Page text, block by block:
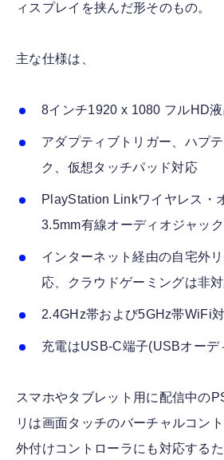
ィスプレイを挟んだ形そのもの。
主な仕様は、
8インチ1920 x 1080 フルHD
アダプティブトリガー、ハプ
ク、仮想タッチパッド対応
PlayStation Linkワイヤレス・
3.5mm有線オーディオジャック
インターネット経由の自宅外
応、クラウドゲーミングは非
2.4GHz帯および5GHz帯WiFi
充電はUSB-C端子(USBオーデ
スマホやタブレット用に配信中の
リは画面タッチのバーチャルコン
外付けコントローラにも対応する